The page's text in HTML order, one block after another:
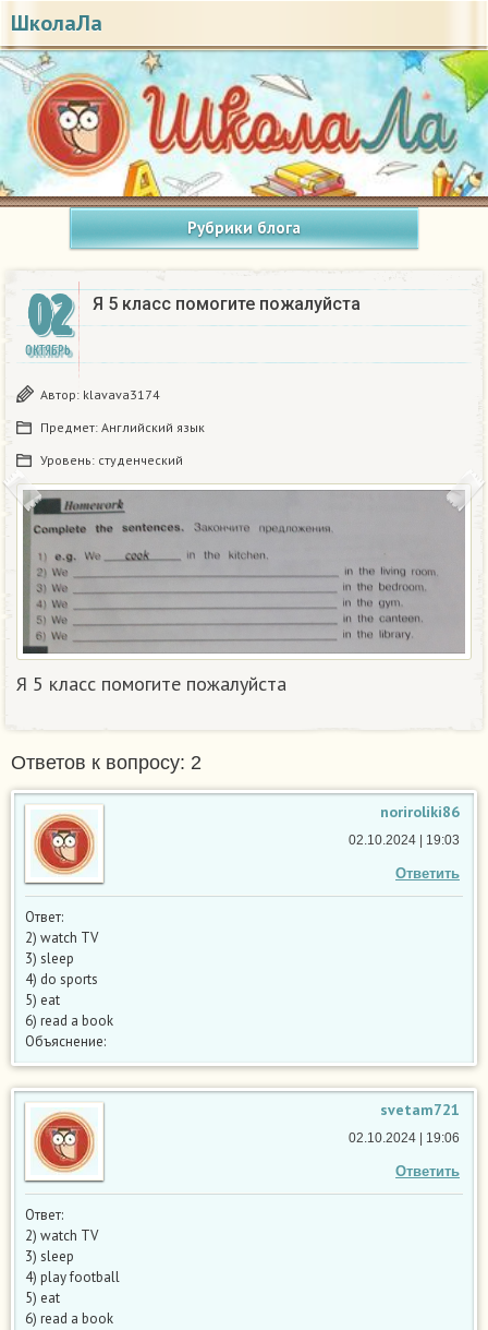
ШколаЛа
Рубрики блога
02
ОКТЯБРЬ
Я 5 класс помогите пожалуйста
Автор: klavava3174
Предмет: Английский язык
Уровень: студенческий
Я 5 класс помогите пожалуйста
Ответов к вопросу: 2
noriroliki86
Ответить
02.10.2024 | 19:03
Ответ:
2) watch TV
3) sleep
4) do sports
5) eat
6) read a book
Объяснение:
svetam721
Ответить
02.10.2024 | 19:06
Ответ:
2) watch TV
3) sleep
4) play football
5) eat
6) read a book